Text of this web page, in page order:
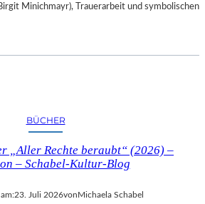
Minichmayr), Trauerarbeit und symbolischen
BÜCHER
„Aller Rechte beraubt“ (2026) –
– Schabel-Kultur-Blog
23. Juli 2026vonMichaela Schabel